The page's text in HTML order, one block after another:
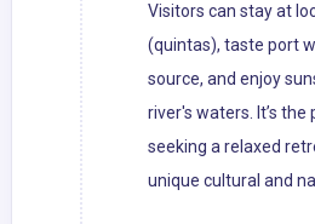
Visitors can stay at
(quintas), taste port
source, and enjoy
river's waters. It’s
seeking a relaxed
unique cultural and